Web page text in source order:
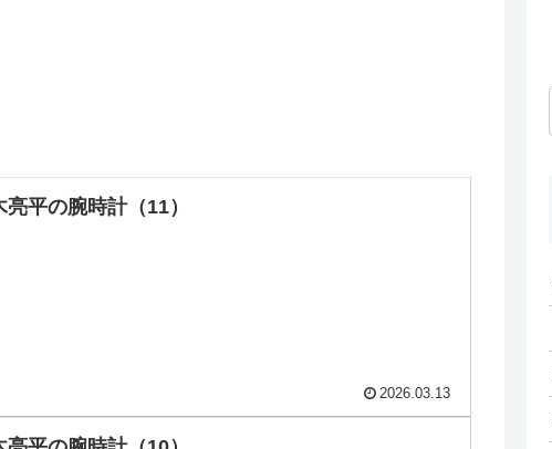
亮平の腕時計（11）
2026.03.13